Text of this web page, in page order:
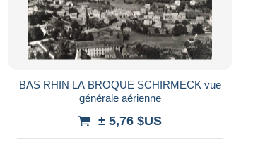
BAS RHIN LA BROQUE SCHIRMECK vue
générale aérienne
± 5,76 $US